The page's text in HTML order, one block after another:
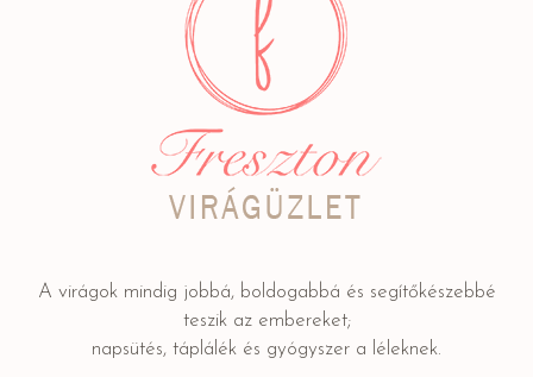
A virágok mindig jobbá, boldogabbá és segítőkészebbé
teszik az embereket;
napsütés, táplálék és gyógyszer a léleknek.